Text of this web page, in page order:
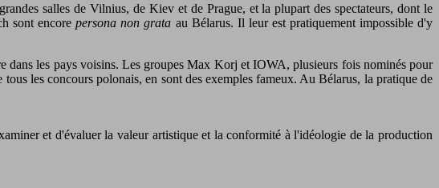
salles de Vilnius, de Kiev et de Prague, et la plupart des spectateurs, dont le
sont encorepersona non grata au Bélarus. Il leur est pratiquement impossible d'y
dans les pays voisins. Les groupes Max Korj et IOWA, plusieurs fois nominés pour
les concours polonais, en sont des exemples fameux. Au Bélarus, la pratique de
et d'évaluer la valeur artistique et la conformité à l'idéologie de la production